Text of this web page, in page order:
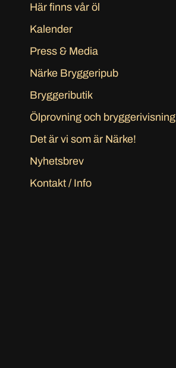
Här finns vår öl
Kalender
Press & Media
Närke Bryggeripub
Bryggeributik
Ölprovning och bryggerivisning
Det är vi som är Närke!
Nyhetsbrev
Kontakt / Info